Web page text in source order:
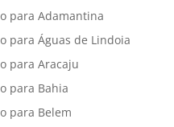
para Adamantina
para Águas de Lindoia
para Aracaju
para Bahia
para Belem